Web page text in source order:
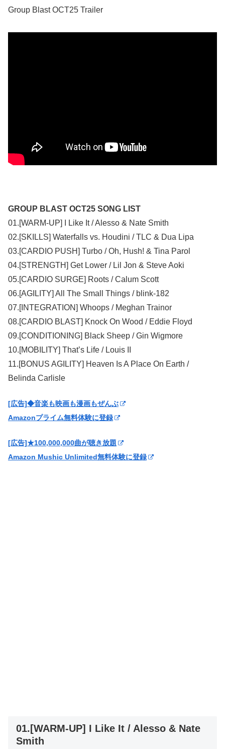
Group Blast OCT25 Trailer
GROUP BLAST OCT25 SONG LIST
01.[WARM-UP] I Like It / Alesso & Nate Smith
02.[SKILLS] Waterfalls vs. Houdini / TLC & Dua Lipa
03.[CARDIO PUSH] Turbo / Oh, Hush! & Tina Parol
04.[STRENGTH] Get Lower / Lil Jon & Steve Aoki
05.[CARDIO SURGE] Roots / Calum Scott
06.[AGILITY] All The Small Things / blink-182
07.[INTEGRATION] Whoops / Meghan Trainor
08.[CARDIO BLAST] Knock On Wood / Eddie Floyd
09.[CONDITIONING] Black Sheep / Gin Wigmore
10.[MOBILITY] That’s Life / Louis II
11.[BONUS AGILITY] Heaven Is A Place On Earth /
Belinda Carlisle
[広告]◆音楽も映画も漫画もぜんぶ
Amazonプライム無料体験に登録
[広告]★100,000,000曲が聴き放題
Amazon Mushic Unlimited無料体験に登録
01.[WARM-UP] I Like It / Alesso & Nate
Smith